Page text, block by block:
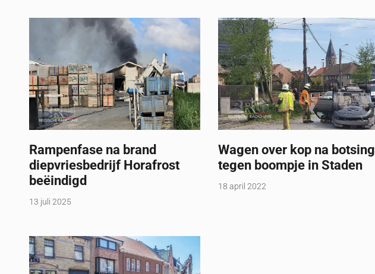
Rampenfase na brand
diepvriesbedrijf Horafrost
beëindigd
13 juli 2025
Wagen over kop na botsing
tegen boompje in Staden
18 april 2022